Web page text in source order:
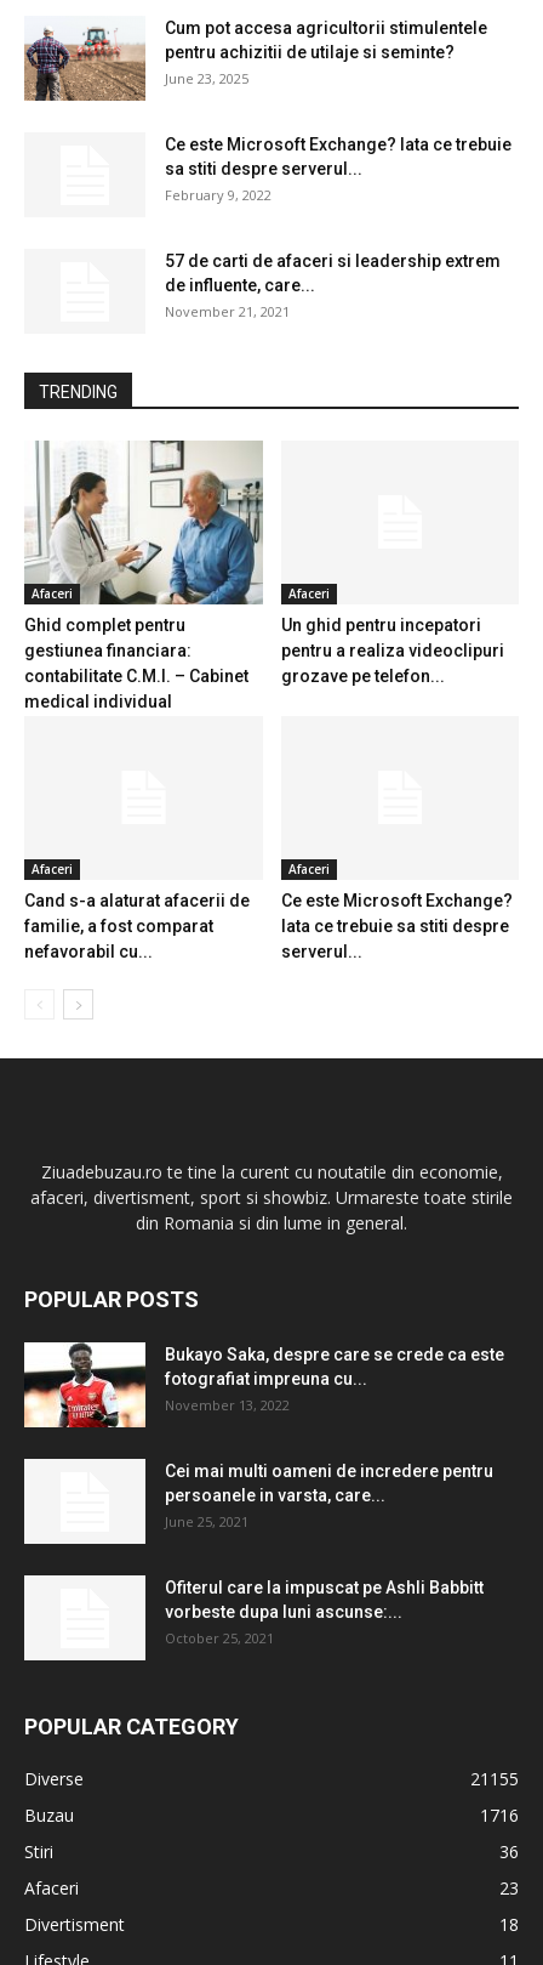
Cum pot accesa agricultorii stimulentele
pentru achizitii de utilaje si seminte?
June 23, 2025
Ce este Microsoft Exchange? Iata ce trebuie
sa stiti despre serverul...
February 9, 2022
57 de carti de afaceri si leadership extrem
de influente, care...
November 21, 2021
TRENDING
Afaceri
Ghid complet pentru
gestiunea financiara:
contabilitate C.M.I. – Cabinet
medical individual
Afaceri
Un ghid pentru incepatori
pentru a realiza videoclipuri
grozave pe telefon...
Afaceri
Cand s-a alaturat afacerii de
familie, a fost comparat
nefavorabil cu...
Afaceri
Ce este Microsoft Exchange?
Iata ce trebuie sa stiti despre
serverul...
Ziuadebuzau.ro te tine la curent cu noutatile din economie,
afaceri, divertisment, sport si showbiz. Urmareste toate stirile
din Romania si din lume in general.
POPULAR POSTS
Bukayo Saka, despre care se crede ca este
fotografiat impreuna cu...
November 13, 2022
Cei mai multi oameni de incredere pentru
persoanele in varsta, care...
June 25, 2021
Ofiterul care la impuscat pe Ashli ​​Babbitt
vorbeste dupa luni ascunse:...
October 25, 2021
POPULAR CATEGORY
Diverse
21155
Buzau
1716
Stiri
36
Afaceri
23
Divertisment
18